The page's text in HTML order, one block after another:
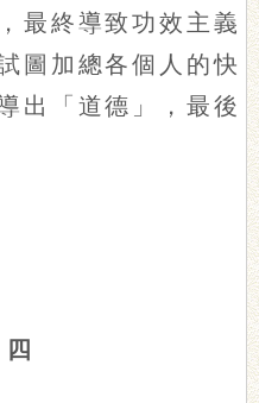
最終導致功效主義
圖加總各個人的快
出「道德」，最後
四